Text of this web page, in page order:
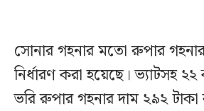
সোনার গহনার মতো রুপার
নির্ধারণ করা হয়েছে। ভ্যাটসহ
ভরি রুপার গহনার দাম ২৯২ টাকা